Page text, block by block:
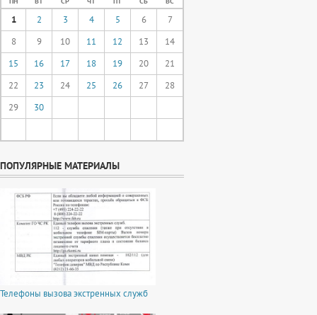
1 2 3 4 5 6
7
8
9 10 11 12 13
14
15
16 17 18 19 20
21
22
23 24 25 26 27
28
29
30
ПОПУЛЯРНЫЕ МАТЕРИАЛЫ
Телефоны вызова экстренных служб